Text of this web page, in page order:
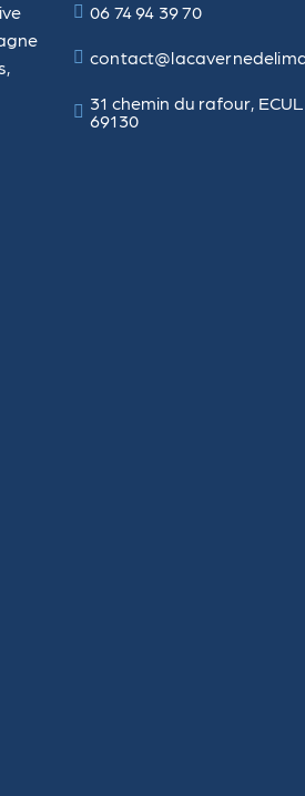
06 74 94 39 70
31 chemin du rafour,
69130